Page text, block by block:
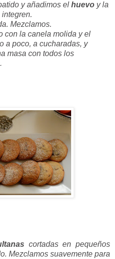
y añadimos el huevo y la
integren.
Mezclamos.
con la canela molida y el
a poco, a cucharadas, y
masa con todos los
cortadas en pequeños
Mezclamos suavemente para